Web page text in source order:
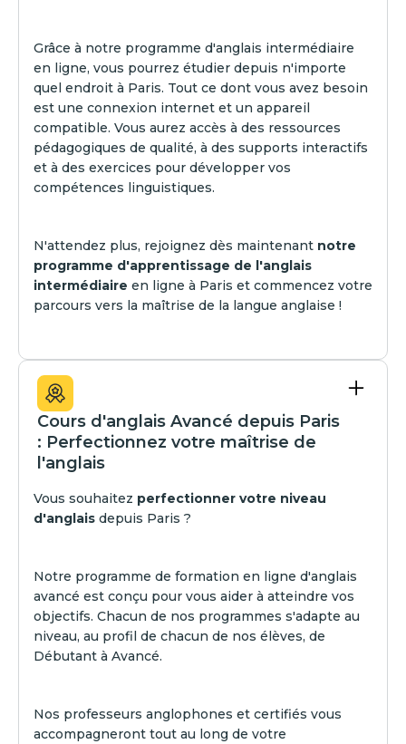
Grâce à notre programme d'anglais intermédiaire
en ligne, vous pourrez étudier depuis n'importe
quel endroit à Paris. Tout ce dont vous avez besoin
est une connexion internet et un appareil
compatible. Vous aurez accès à des ressources
pédagogiques de qualité, à des supports interactifs
et à des exercices pour développer vos
compétences linguistiques.
N'attendez plus, rejoignez dès maintenant notre
programme d'apprentissage de l'anglais
intermédiaire en ligne à Paris et commencez votre
parcours vers la maîtrise de la langue anglaise !
Cours d'anglais Avancé depuis Paris
: Perfectionnez votre maîtrise de
l'anglais
Vous souhaitez perfectionner votre niveau
d'anglais depuis Paris ?
Notre programme de formation en ligne d'anglais
avancé est conçu pour vous aider à atteindre vos
objectifs. Chacun de nos programmes s'adapte au
niveau, au profil de chacun de nos élèves, de
Débutant à Avancé.
Nos professeurs anglophones et certifiés vous
accompagneront tout au long de votre